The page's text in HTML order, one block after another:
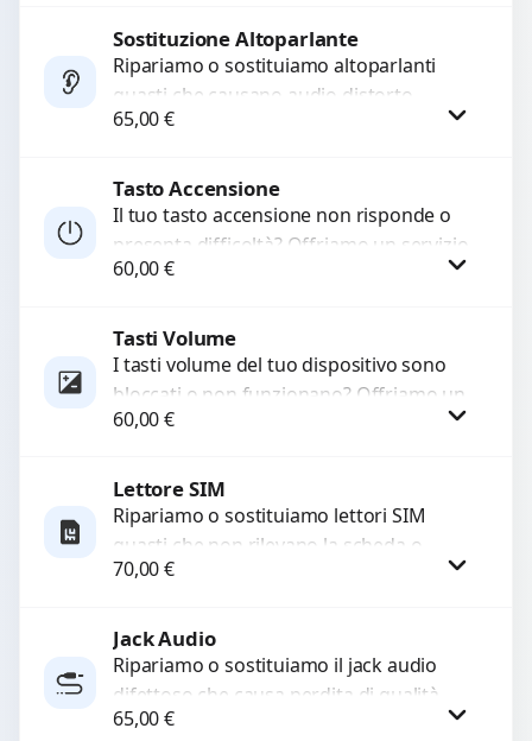
di...
Procedi
Sostituzione Altoparlante
Ripariamo o sostituiamo altoparlanti
guasti che causano audio distorto,
basso o assente. Utilizziamo ricambi di
65,00€
Procedi
Tasto Accensione
Il tuo tasto accensione non risponde o
presenta difficoltà? Offriamo un servizio
professionale di riparazione o
60,00€
Tasti Volume
I tasti volume del tuo dispositivo sono
bloccati o non funzionano? Offriamo un
servizio di riparazione o sostituzione
60,00€
Lettore SIM
Ripariamo o sostituiamo lettori SIM
guasti che non rilevano la scheda o
interrompono il segnale. Utilizziamo
70,00€
Jack Audio
Ripariamo o sostituiamo il jack audio
difettoso che causa perdita di qualità
sonora o impossibilità di collegare cuffie
65,00€